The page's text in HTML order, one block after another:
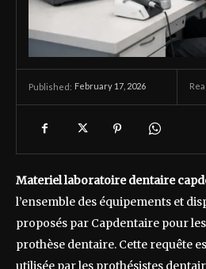
Published: February 17, 2026
Materiel laboratoire dentaire
l’ensemble des équipements et
proposés par Capdentaire pour
prothèse dentaire. Cette requête
utilisée par les prothésistes